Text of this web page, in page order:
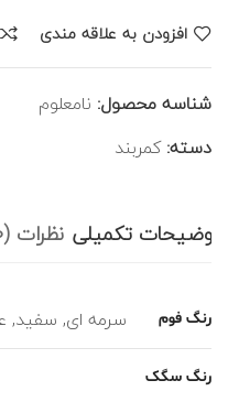
افزودن به علاقه مندی
شناسه محصول: نامعلوم
دسته:کمربند
توضیحات تکمیلی نظرات (0)
رنگ فوم سرمه ای, سفید,
رنگ سگک